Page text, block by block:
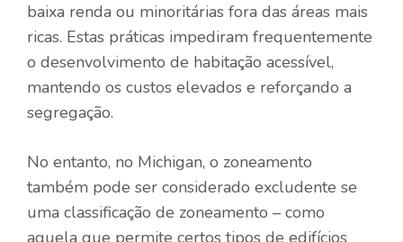
baixa renda ou minoritárias fora das áreas mais
ricas. Estas práticas impediram frequentemente
o desenvolvimento de habitação acessível,
mantendo os custos elevados e reforçando a
segregação.
No entanto, no Michigan, o zoneamento
também pode ser considerado excludente se
uma classificação de zoneamento – como